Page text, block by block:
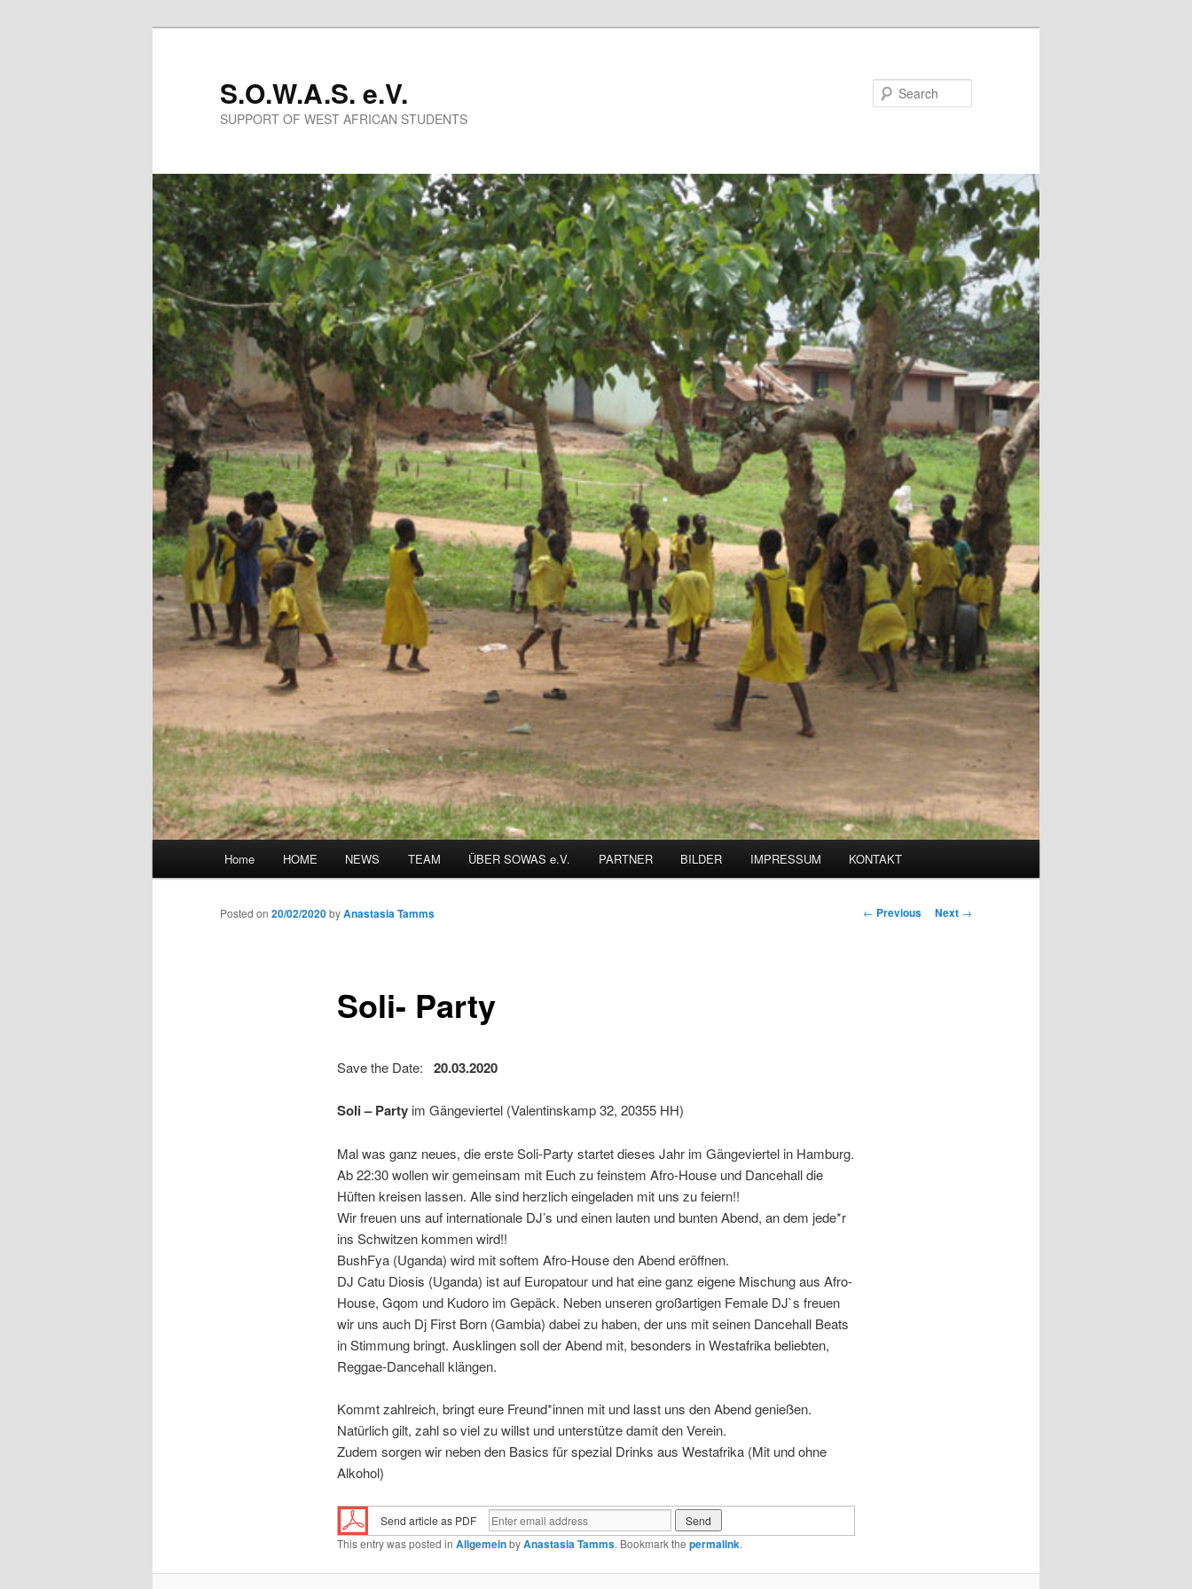
S.O.W.A.S. e.V.
SUPPORT OF WEST AFRICAN STUDENTS
Home HOME NEWS TEAM ÜBER SOWAS e.V. PARTNER BILDER IMPRESSUM KONTAKT
Post
← Previous Next →
Soli- Party
Posted on 20/02/2020byAnastasia Tamms
Save the Date: 20.03.2020
Soli – Partyim Gängeviertel (Valentinskamp 32, 20355 HH)
Mal was ganz neues, die erste Soli-Party startet dieses Jahr im Gängeviertel in Hamburg.
Ab 22:30 wollen wir gemeinsam mit Euch zu feinstem Afro-House und Dancehall die
Hüften kreisen lassen. Alle sind herzlich eingeladen mit uns zu feiern!!
Wir freuen uns auf internationale DJ’s und einen lauten und bunten Abend, an dem jede*r
ins Schwitzen kommen wird!!
BushFya (Uganda) wird mit softem Afro-House den Abend eröffnen.
DJ Catu Diosis (Uganda) ist auf Europatour und hat eine ganz eigene Mischung aus Afro-
House, Gqom und Kudoro im Gepäck. Neben unseren großartigen Female DJ`s freuen
wir uns auch Dj First Born (Gambia) dabei zu haben, der uns mit seinen Dancehall Beats
in Stimmung bringt. Ausklingen soll der Abend mit, besonders in Westafrika beliebten,
Reggae-Dancehall klängen.
Kommt zahlreich, bringt eure Freund*innen mit und lasst uns den Abend genießen.
Natürlich gilt, zahl so viel zu willst und unterstütze damit den Verein.
Zudem sorgen wir neben den Basics für spezial Drinks aus Westafrika (Mit und ohne
Alkohol)
Send article as PDF
This entry was posted in AllgemeinbyAnastasia Tamms. Bookmark the permalink.